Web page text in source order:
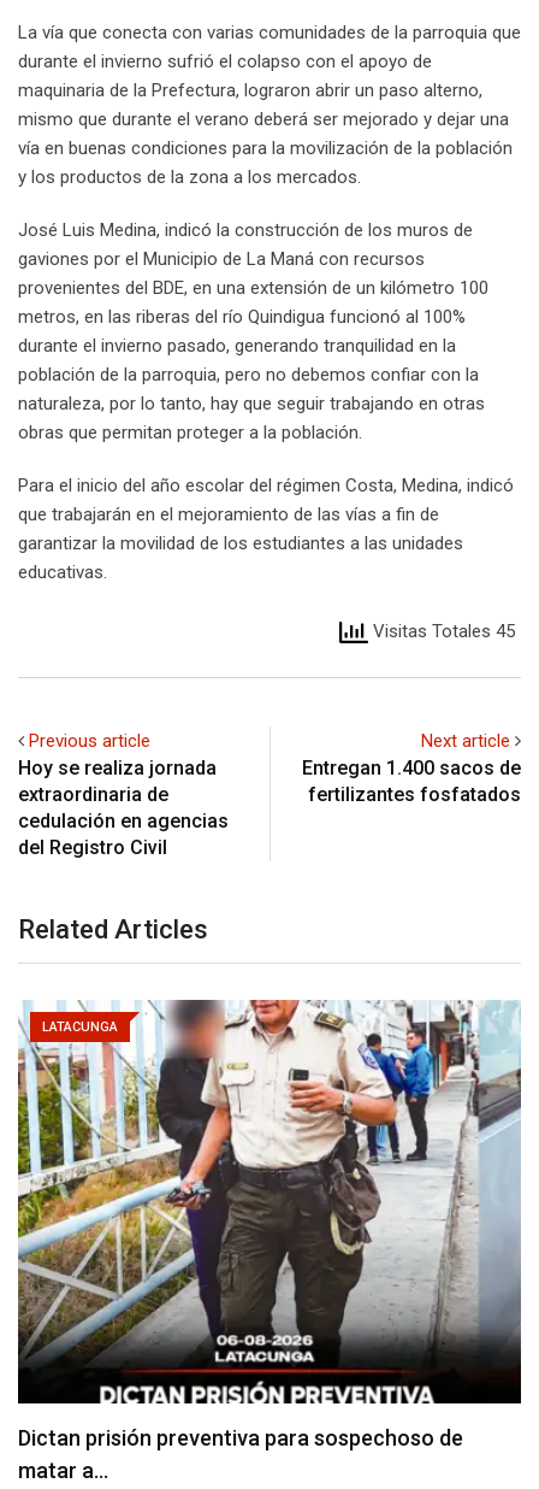
La vía que conecta con varias comunidades de la parroquia que
durante el invierno sufrió el colapso con el apoyo de
maquinaria de la Prefectura, lograron abrir un paso alterno,
mismo que durante el verano deberá ser mejorado y dejar una
vía en buenas condiciones para la movilización de la población
y los productos de la zona a los mercados.
José Luis Medina, indicó la construcción de los muros de
gaviones por el Municipio de La Maná con recursos
provenientes del BDE, en una extensión de un kilómetro 100
metros, en las riberas del río Quindigua funcionó al 100%
durante el invierno pasado, generando tranquilidad en la
población de la parroquia, pero no debemos confiar con la
naturaleza, por lo tanto, hay que seguir trabajando en otras
obras que permitan proteger a la población.
Para el inicio del año escolar del régimen Costa, Medina, indicó
que trabajarán en el mejoramiento de las vías a fin de
garantizar la movilidad de los estudiantes a las unidades
educativas.
Visitas Totales 45
Previous article
Hoy se realiza jornada
extraordinaria de
cedulación en agencias
del Registro Civil
Next article
Entregan 1.400 sacos de
fertilizantes fosfatados
Related Articles
LATACUNGA
Usuarios madrugan y hacen largas filas para
obtener…